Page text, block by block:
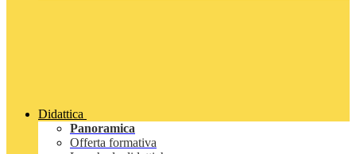
Didattica
Panoramica
Offerta formativa